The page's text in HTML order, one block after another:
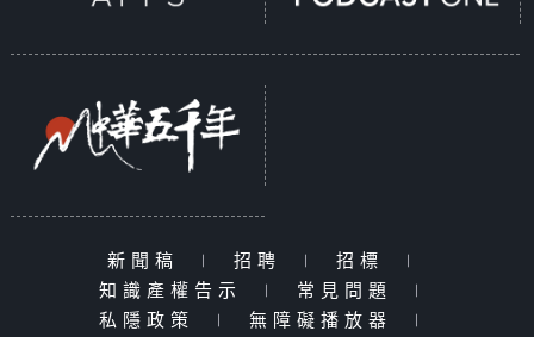
新聞稿 | 招聘 | 招標
|
知識產權告示
| 常見問題
|
私隱政策
| 無障礙播放器 |